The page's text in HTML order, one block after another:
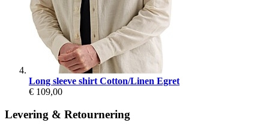
Long sleeve shirt Cotton/Linen Egret
€ 109,00
Levering & Retournering